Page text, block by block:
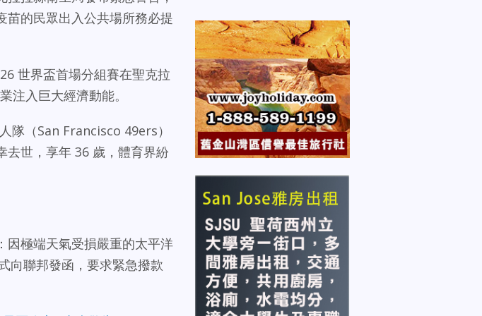
苗的民眾出入公共場所務必提
世界盃首場分組賽在聖克拉
注入巨大經濟動能。
隊（San Francisco 49ers）
去世，享年 36 歲，體育界紛
因極端天氣受損嚴重的太平洋
向聯邦發函，要求緊急撥款